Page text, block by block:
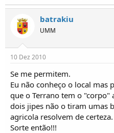
batrakiu
UMM
10 Dez 2010
Se me permitem.
Eu não conheço o local mas
que o Terrano tem o "corpo"
dois jipes não o tiram umas
agricola resolvem de certeza.
Sorte então!!!